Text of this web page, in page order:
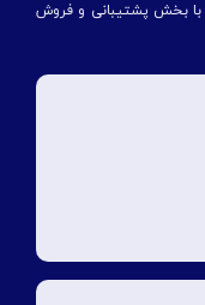
با بخش پشتیبانی و فروش